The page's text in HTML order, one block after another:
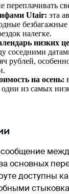
переплачивать
Utair: эта
налегке.
низких
соседними
рублей,
на осень:
из самых
основных
доступны